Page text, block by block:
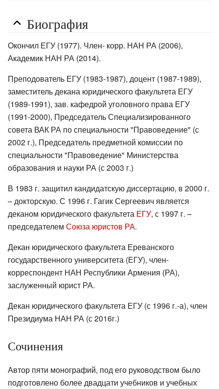
Биография
Окончил ЕГУ (1977). Член- корр. НАН РА (2006),
Академик НАН РА (2014).
Преподователь ЕГУ (1983-1987), доцент (1987-1989),
заместитель декана юридического факультета ЕГУ
(1989-1991), зав. кафедрой уголовного права ЕГУ
(1991-2000), Председатель Специализированного
совета ВАК РА по специальности "Правоведение" (с
2002 г.), Председатель предметной комиссии по
специальности "Правоведение" Министерства
образования и науки РА (с 2003 г.)
В 1983 г. защитил кандидатскую диссертацию, в 2000 г.
– докторскую. С 1996 г. Гагик Сергеевич является
деканом юридического факультета ЕГУ, с 1997 г. –
председателем Союза юристов РА.
Декан юридического факультета Ереванского
государственного университета (ЕГУ), член-
корреспондент НАН Республики Армения (РА),
заслуженный юрист РА.
Декан юридического факультета ЕГУ (с 1996 г.-а), член
Президиума НАН РА (с 2016г.)
Сочинения
Автор пяти монографий, под его руководством было
подготовлено более двадцати учебников и учебных